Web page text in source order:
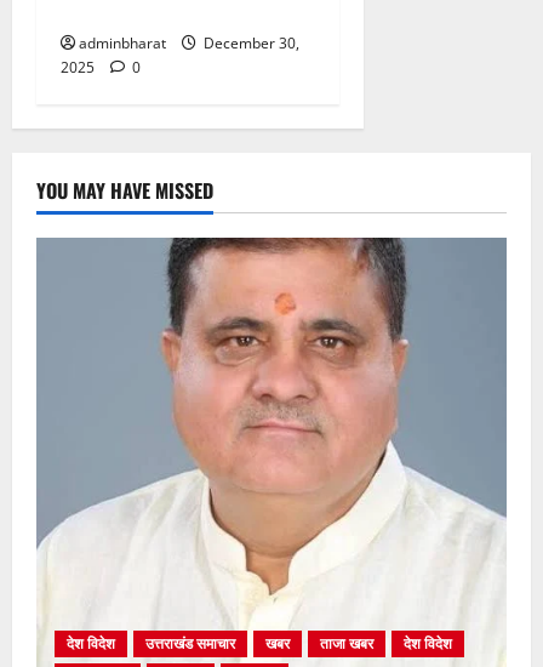
adminbharat
December 30,
2025
0
YOU MAY HAVE MISSED
देश विदेश उत्तराखंड समाचार खबर ताजा खबर
देश विदेश